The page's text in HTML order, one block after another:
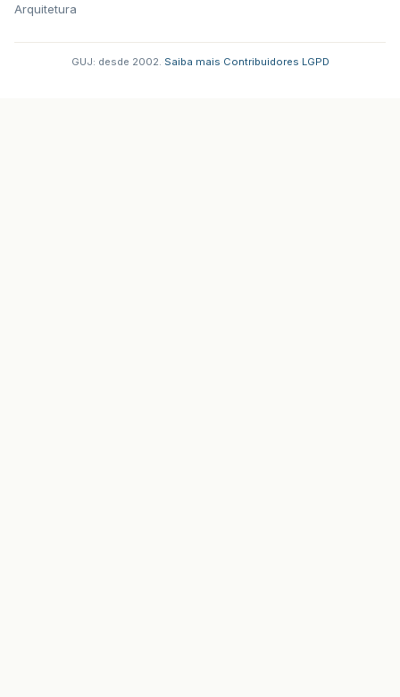
Arquitetura
GUJ: desde 2002. Saiba mais Contribuidores LGPD